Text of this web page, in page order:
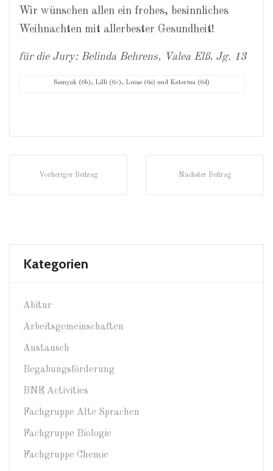
Wir wünschen allen ein frohes, besinnliches
Weihnachten mit allerbester Gesundheit!
für die Jury: Belinda Behrens, Valea Elß, Jg. 13
Samyak (6b), Lilli (6c), Luisa (6a) und Katerina (6d)
Vorheriger Beitrag Nächster Beitrag
Kategorien
Abitur
Arbeitsgemeinschaften
Austausch
Begabungsförderung
BNE Activities
Fachgruppe Alte Sprachen
Fachgruppe Biologie
Fachgruppe Chemie